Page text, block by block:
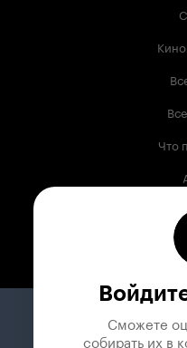
Что
Сможете
собирать их в